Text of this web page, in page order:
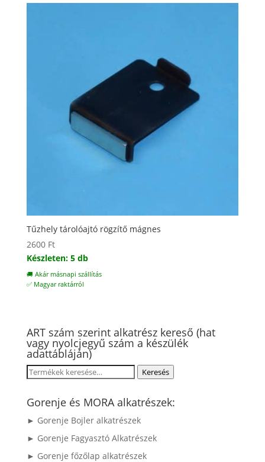
Tűzhely tárolóajtó rögzítő mágnes
2600 Ft
Készleten: 5 db
🚚 Akár másnapi szállítás
✅ Magyar raktárról
ART szám szerint alkatrész kereső (hat
vagy nyolcjegyű szám a készülék
adattábláján)
Keresés
következőre:
Keresés
Gorenje és MORA alkatrészek:
► Gorenje Bojler alkatrészek
► Gorenje Fagyasztó Alkatrészek
► Gorenje főzőlap alkatrészek